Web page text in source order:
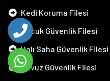
Kedi Koruma Filesi
Çocuk Güvenlik Filesi
Halı Saha Güvenlik Filesi
Havuz Güvenlik Filesi